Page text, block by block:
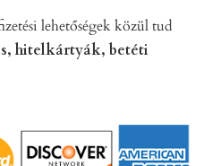
lehetőségek közül tud
hitelkártyák, betéti